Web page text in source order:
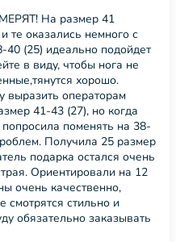
На размер 41
те оказались немного с
(25) идеально подойдет
в виду, чтобы нога не
хорошо.
выразить операторам
41-43 (27), но когда
поменять на 38-
Получила 25 размер
подарка остался очень
Ориентировали на 12
очень качественно,
смотрятся стильно и
обязательно заказывать